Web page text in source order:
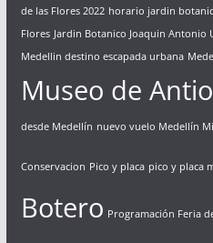
de las Flores 2022 horario jardin
Flores Jardin Botanico Joaquin Antonio
Medellin destino escapada urbana
Museo de
desde Medellín nuevo vuelo Medellín
Conservacion Pico y placa pico y placa
Botero Programación Feria